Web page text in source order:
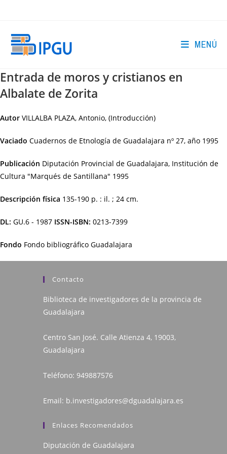
MENÚ
Entrada de moros y cristianos en
Albalate de Zorita
Autor VILLALBA PLAZA, Antonio, (Introducción)
Vaciado Cuadernos de Etnología de Guadalajara nº 27, año 1995
Publicación Diputación Provincial de Guadalajara, Institución de
Cultura "Marqués de Santillana" 1995
Descripción física 135-190 p. : il. ; 24 cm.
DL: GU.6 - 1987 ISSN-ISBN: 0213-7399
Fondo Fondo bibliográfico Guadalajara
Contacto
Biblioteca de investigadores de la provincia de
Guadalajara
Centro San José. Calle Atienza 4, 19003,
Guadalajara
Teléfono: 949887576
Email: b.investigadores@dguadalajara.es
Enlaces Recomendados
Diputación de Guadalajara